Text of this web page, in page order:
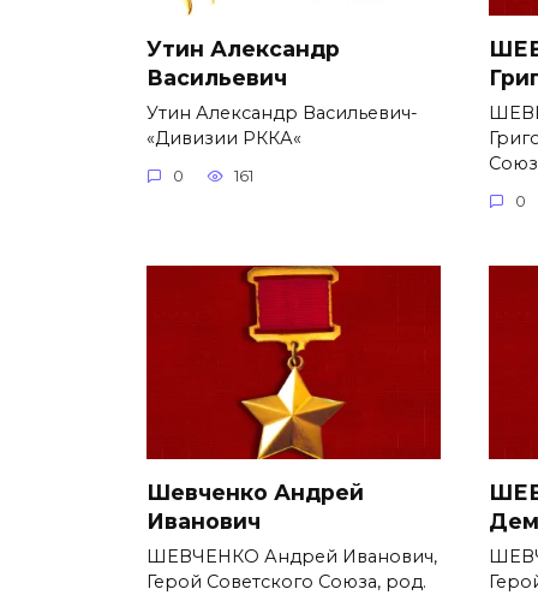
Утин Александр
Васильевич
Утин Александр Васильевич-
«Дивизии РККА«
0 161
0
Шевченко Андрей
Иванович
ШЕВЧЕНКО Андрей Иванович,
Герой Советского Союза, род.